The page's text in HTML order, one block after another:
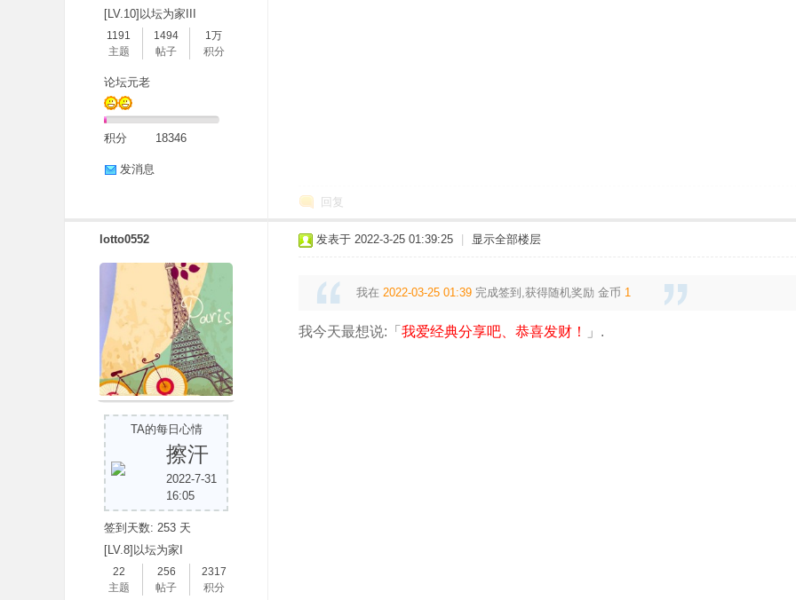
[LV.10]以坛为家III
1191
主题
1494
帖子
1万
积分
论坛元老
积分 18346
发消息
回复
lotto0552
TA的每日心情
擦汗
2022-7-31
16:05
签到天数: 253 天
[LV.8]以坛为家I
22
主题
256
帖子
2317
积分
发表于 2022-3-25 01:39:25 显示全部楼层
我在 2022-03-25 01:39 完成签到,获得随机奖励 金币 1
我今天最想说:「 我爱经典分享吧、恭喜发财！ 」.